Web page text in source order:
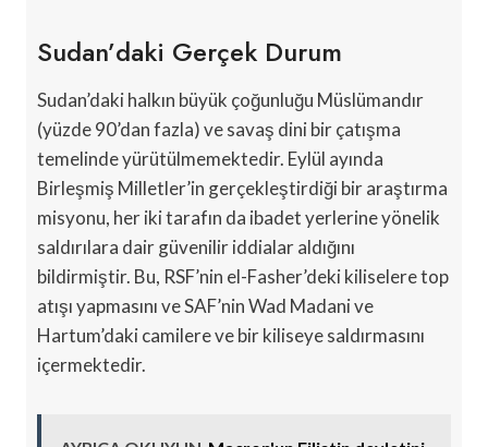
Sudan’daki Gerçek Durum
Sudan’daki halkın büyük çoğunluğu Müslümandır
(yüzde 90’dan fazla) ve savaş dini bir çatışma
temelinde yürütülmemektedir. Eylül ayında
Birleşmiş Milletler’in gerçekleştirdiği bir araştırma
misyonu, her iki tarafın da ibadet yerlerine yönelik
saldırılara dair güvenilir iddialar aldığını
bildirmiştir. Bu, RSF’nin el-Fasher’deki kiliselere top
atışı yapmasını ve SAF’nin Wad Madani ve
Hartum’daki camilere ve bir kiliseye saldırmasını
içermektedir.